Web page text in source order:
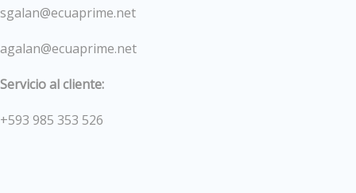
sgalan@ecuaprime.net
agalan@ecuaprime.net
Servicio al cliente:
+593 985 353 526